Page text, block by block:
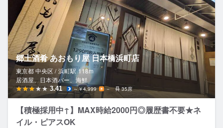
郷土酒肴 あおもり屋 日本橋浜町店
東京都 中央区 / 浜町駅 118m
居酒屋、日本酒バー、海鮮
3.41 ～￥4,999 － 35席
【積極採用中↑】MAX時給2000円◎履歴書不要★ネ
イル・ピアスOK